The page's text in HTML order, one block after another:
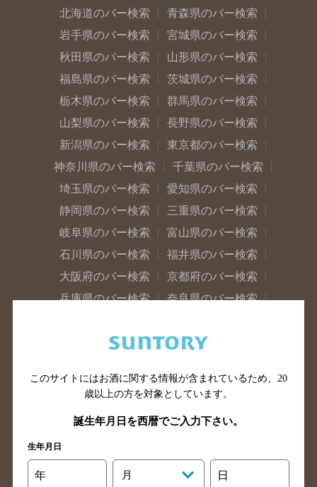
北海道のバー検索
青森県のバー検索
岩手県のバー検索
宮城県のバー検索
秋田県のバー検索
山形県のバー検索
福島県のバー検索
茨城県のバー検索
栃木県のバー検索
群馬県のバー検索
山梨県のバー検索
長野県のバー検索
新潟県のバー検索
東京都のバー検索
神奈川県のバー検索
千葉県のバー検索
埼玉県のバー検索
愛知県のバー検索
静岡県のバー検索
三重県のバー検索
岐阜県のバー検索
富山県のバー検索
石川県のバー検索
福井県のバー検索
大阪府のバー検索
京都府のバー検索
兵庫県のバー検索
奈良県のバー検索
広島県のバー検索
岡山県のバー検索
島根県のバー検索
徳島県のバー検索
高知県のバー検索
福岡県のバー検索
長崎県のバー検索
大分県のバー検索
熊本県のバー検索
このサイトにはお酒に関する情報が含まれているため、 20
歳以上の方を対象としています。
誕生年月日を西暦でご入力下さい。
生年月日
年 月 日